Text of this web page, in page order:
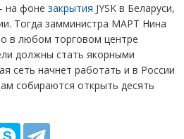
- на фоне закрытия JYSK в Беларуси,
Тогда замминистра МАРТ Нина
в любом торговом центре
должны стать якорными
сеть начнет работать и в России
собираются открыть десять